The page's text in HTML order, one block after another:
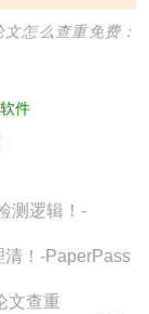
文怎么查重免费：
件
测逻辑！-
清！-PaperPass
文查重